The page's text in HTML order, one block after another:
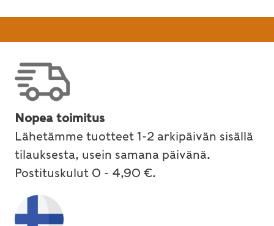
Nopea toimitus
Lähetämme tuotteet 1-2 arkipäivän sisällä
tilauksesta, usein samana päivänä.
Postituskulut 0 - 4,90 €.